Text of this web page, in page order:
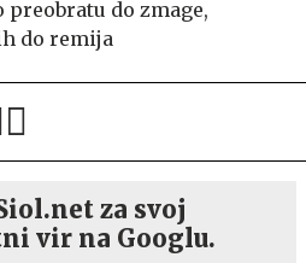
do zmage,
do remija
za svoj
vir na Googlu.